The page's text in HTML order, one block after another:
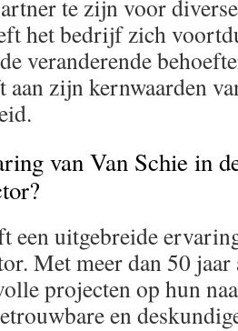
te zijn voor
het bedrijf zich
veranderende
zijn kernwaarden
van Van Schie in
een uitgebreide
Met meer dan 50 jaar
projecten op hun
en